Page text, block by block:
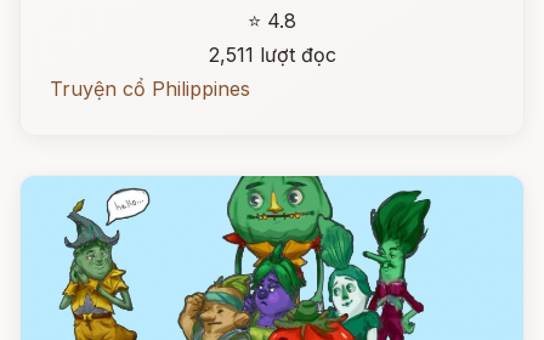
⭐ 4.8
2,511 lượt đọc
Truyện cổ Philippines